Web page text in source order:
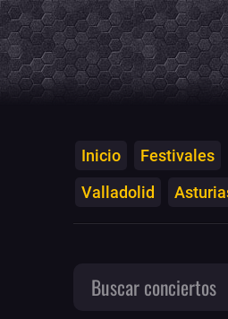
Inicio Festivales
Valladolid
Buscar conciertos